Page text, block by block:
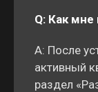
Q: Как
A: После
активный
раздел